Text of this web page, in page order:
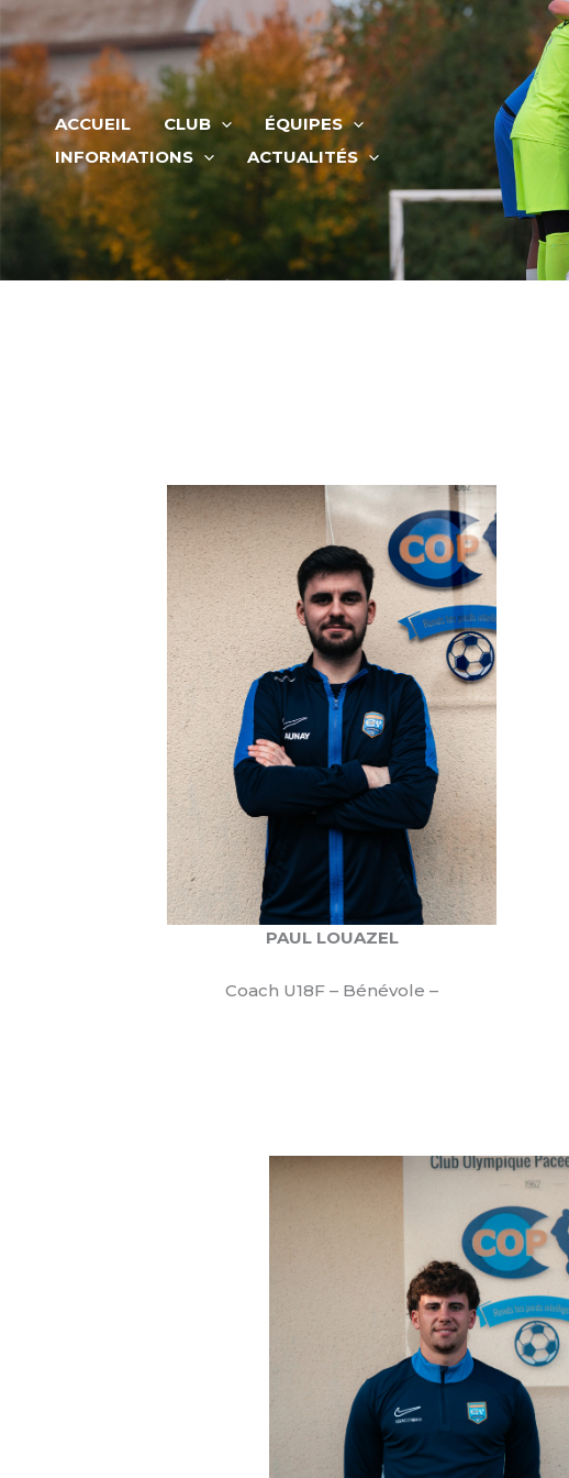
Aller
au
contenu
ACCUEIL CLUB
ÉQUIPES
INFORMATIONS
ACTUALITÉS
PAUL LOUAZEL
Coach U18F – Bénévole –